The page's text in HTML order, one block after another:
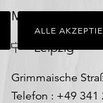
bieten.
Dazu
zählen
die
für
ALLE
Museum
Ort Leipzig
Grimmaische
Telefon : +49 341